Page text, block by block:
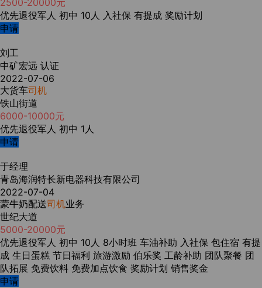
2500-20000元
优先退役军人 初中 10人 入社保 有提成 奖励计划
申请
刘工
中矿宏远 认证
2022-07-06
大货车司机
铁山街道
6000-10000元
优先退役军人 初中 1人
申请
于经理
青岛海润特长新电器科技有限公司
2022-07-04
蒙牛奶配送司机业务
世纪大道
5000-20000元
优先退役军人 初中 10人 8小时班 车油补助 入社保 包住宿 有提
成 生日蛋糕 节日福利 旅游激励 伯乐奖 工龄补助 团队聚餐 团
队拓展 免费饮料 免费加点饮食 奖励计划 销售奖金
申请